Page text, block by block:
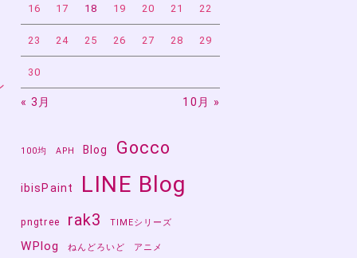
16 17 18 19 20 21 22
23 24 25 26 27 28 29
30
« 3月 10月 »
100均 APH Blog Gocco
ibisPaint LINE Blog
pngtree rak3 TIMEシリーズ
WPlog ねんどろいど アニメ